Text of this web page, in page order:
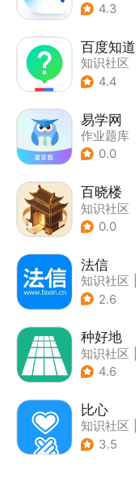
4.3
百度知道
知识社区
4.4
易学网
作业题库
0.0
百晓楼
知识社区
0.0
法信
知识社区
2.6
种好地
知识社区
4.6
比心
知识社区
3.5